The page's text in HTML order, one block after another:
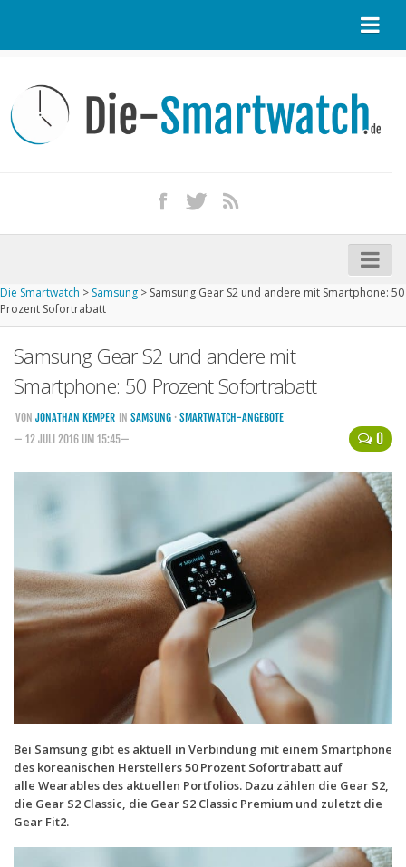
Kontakt / Tipp geben
Impressum
iPhone kaufen
Startseite
Kommende Smartwatches
Marken und Modelle
Handytarife
BASE
Smartphonetarife
Prepaid-Tarife
Datentarife
Flatrate-Prepaidtarife
Mobilfunk-Vergleichsrechner
Mobilfunk-Tarifrechner
Flatrate-Datentarife
Die Smartwatch > Samsung > Samsung Gear S2 und andere mit Smartphone: 50
Prozent Sofortrabatt
Samsung Gear S2 und andere mit
Smartphone: 50 Prozent Sofortrabatt
0
VON JONATHAN KEMPER IN SAMSUNG · SMARTWATCH-ANGEBOTE
— 12 JULI 2016 UM 15:45—
Bei Samsung gibt es aktuell in Verbindung mit einem Smartphone
des koreanischen Herstellers 50 Prozent Sofortrabatt auf
alle Wearables des aktuellen Portfolios. Dazu zählen die Gear S2,
die Gear S2 Classic, die Gear S2 Classic Premium und zuletzt die
Gear Fit2.